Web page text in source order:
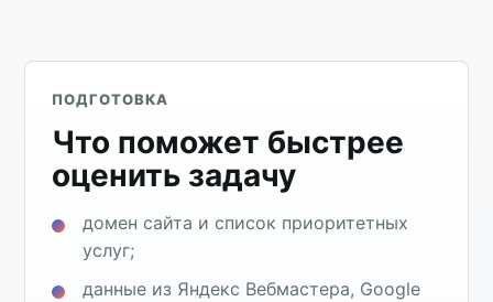
ПОДГОТОВКА
Что поможет быстрее
оценить задачу
домен сайта и список приоритетных
услуг;
данные из Яндекс Вебмастера, Google